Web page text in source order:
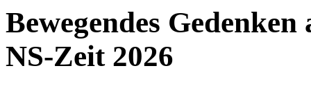
Bewegendes
NS-Zeit 2026